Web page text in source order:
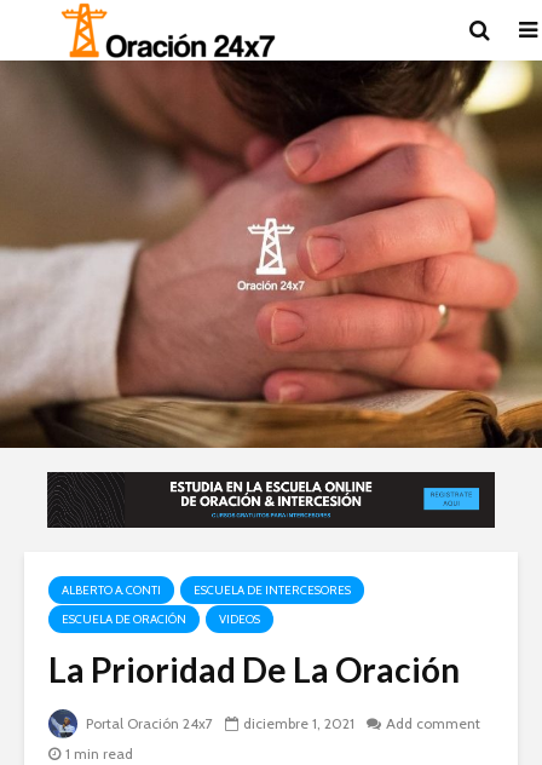
ALBERTO A. CONTI
ESCUELA DE INTERCESORES
ESCUELA DE ORACIÓN
VIDEOS
La Prioridad De La Oración
Portal Oración 24x7 diciembre 1, 2021
Add comment
1 min read